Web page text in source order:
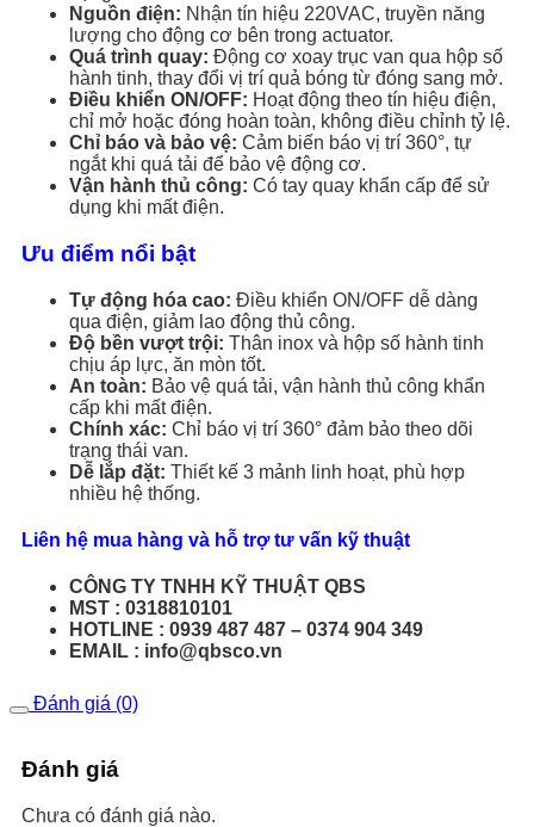
Nguồn điện: Nhận tín hiệu 220VAC, truyền năng
lượng cho động cơ bên trong actuator.
Quá trình quay: Động cơ xoay trục van qua hộp số
hành tinh, thay đổi vị trí quả bóng từ đóng sang mở.
Điều khiển ON/OFF: Hoạt động theo tín hiệu điện,
chỉ mở hoặc đóng hoàn toàn, không điều chỉnh tỷ lệ.
Chỉ báo và bảo vệ: Cảm biến báo vị trí 360°, tự
ngắt khi quá tải để bảo vệ động cơ.
Vận hành thủ công: Có tay quay khẩn cấp để sử
dụng khi mất điện.
Ưu điểm nổi bật
Tự động hóa cao: Điều khiển ON/OFF dễ dàng
qua điện, giảm lao động thủ công.
Độ bền vượt trội: Thân inox và hộp số hành tinh
chịu áp lực, ăn mòn tốt.
An toàn: Bảo vệ quá tải, vận hành thủ công khẩn
cấp khi mất điện.
Chính xác: Chỉ báo vị trí 360° đảm bảo theo dõi
trạng thái van.
Dễ lắp đặt: Thiết kế 3 mảnh linh hoạt, phù hợp
nhiều hệ thống.
Liên hệ mua hàng và hỗ trợ tư vấn kỹ thuật
CÔNG TY TNHH KỸ THUẬT QBS
MST : 0318810101
HOTLINE : 0939 487 487 – 0374 904 349
EMAIL : info@qbsco.vn
Đánh giá (0)
Đánh giá
Chưa có đánh giá nào.